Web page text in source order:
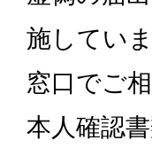
施してい
窓口でご
本人確認